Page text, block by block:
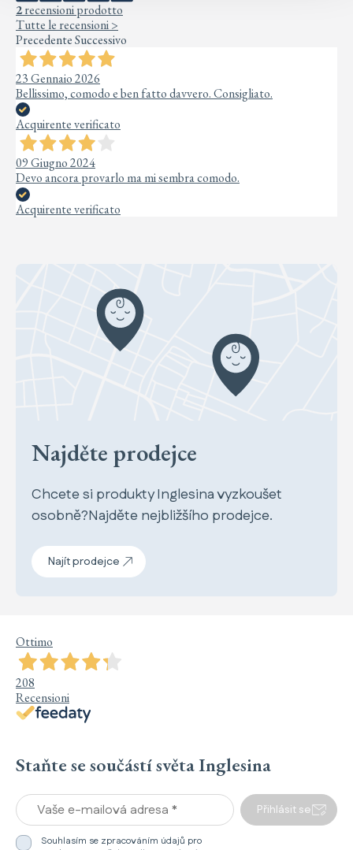
2recensioni prodotto
Tutte le recensioni >
PrecedenteSuccessivo
23 Gennaio 2026
Bellissimo, comodo e ben fatto davvero. Consigliato.
Acquirente verificato
09 Giugno 2024
Devo ancora provarlo ma mi sembra comodo.
Acquirente verificato
Najděte prodejce
Chcete si produkty Inglesina vyzkoušet
osobně?Najděte nejbližšího prodejce.
Najít prodejce
Ottimo
208
Recensioni
Staňte se součástí světa Inglesina
Vaše e-mailová adresa *
Souhlasím se zpracováním údajů pro
Přihlásit se